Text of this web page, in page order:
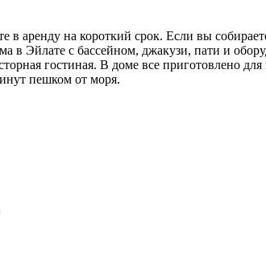
в аренду на короткий срок. Если вы
в Эйлате с бассейном, джакузи, пати и
гостиная. В доме все приготовлено
пешком от моря.